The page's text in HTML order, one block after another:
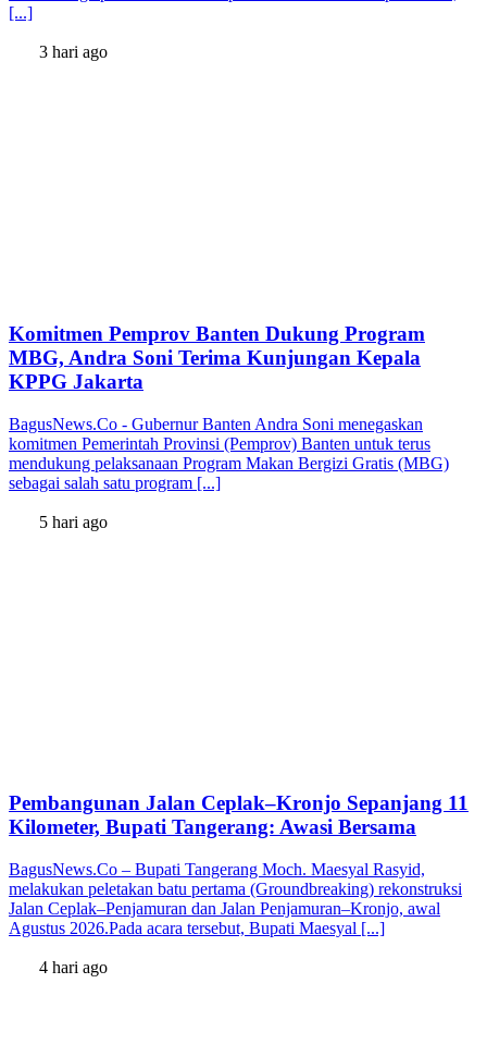
[...]
3 hari ago
Komitmen Pemprov Banten Dukung Program
MBG, Andra Soni Terima Kunjungan Kepala
KPPG Jakarta
BagusNews.Co - Gubernur Banten Andra Soni menegaskan
komitmen Pemerintah Provinsi (Pemprov) Banten untuk terus
mendukung pelaksanaan Program Makan Bergizi Gratis (MBG)
sebagai salah satu program [...]
5 hari ago
Pembangunan Jalan Ceplak–Kronjo Sepanjang 11
Kilometer, Bupati Tangerang: Awasi Bersama
BagusNews.Co – Bupati Tangerang Moch. Maesyal Rasyid,
melakukan peletakan batu pertama (Groundbreaking) rekonstruksi
Jalan Ceplak–Penjamuran dan Jalan Penjamuran–Kronjo, awal
Agustus 2026.Pada acara tersebut, Bupati Maesyal [...]
4 hari ago